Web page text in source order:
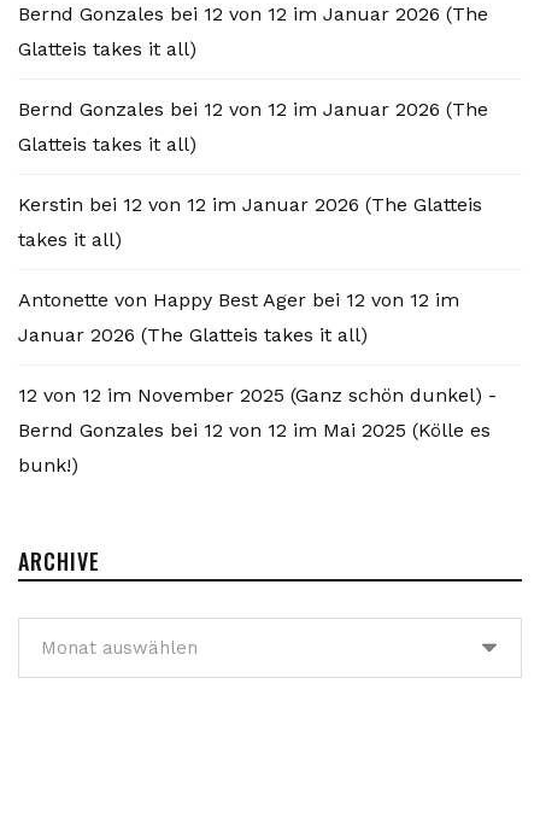
Bernd Gonzales bei 12 von 12 im Januar 2026 (The
Glatteis takes it all)
Bernd Gonzales bei 12 von 12 im Januar 2026 (The
Glatteis takes it all)
Kerstin bei 12 von 12 im Januar 2026 (The Glatteis
takes it all)
Antonette von Happy Best Ager bei 12 von 12 im
Januar 2026 (The Glatteis takes it all)
12 von 12 im November 2025 (Ganz schön dunkel) -
Bernd Gonzales bei 12 von 12 im Mai 2025 (Kölle es
bunk!)
ARCHIVE